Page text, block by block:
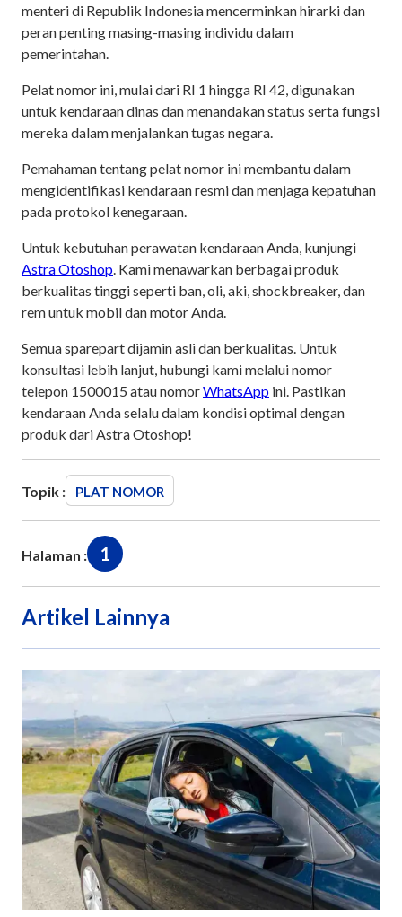
menteri di Republik Indonesia mencerminkan hirarki dan
peran penting masing-masing individu dalam
pemerintahan.
Pelat nomor ini, mulai dari RI 1 hingga RI 42, digunakan
untuk kendaraan dinas dan menandakan status serta fungsi
mereka dalam menjalankan tugas negara.
Pemahaman tentang pelat nomor ini membantu dalam
mengidentifikasi kendaraan resmi dan menjaga kepatuhan
pada protokol kenegaraan.
Untuk kebutuhan perawatan kendaraan Anda, kunjungi
Astra Otoshop. Kami menawarkan berbagai produk
berkualitas tinggi seperti ban, oli, aki, shockbreaker, dan
rem untuk mobil dan motor Anda.
Semua sparepart dijamin asli dan berkualitas. Untuk
konsultasi lebih lanjut, hubungi kami melalui nomor
telepon 1500015 atau nomorWhatsApp ini. Pastikan
kendaraan Anda selalu dalam kondisi optimal dengan
produk dari Astra Otoshop!
Topik : PLAT NOMOR
Halaman : 1
Artikel Lainnya